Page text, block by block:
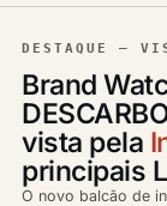
DESTAQUE —
Brand
vista pela
principais
O novo balcão de